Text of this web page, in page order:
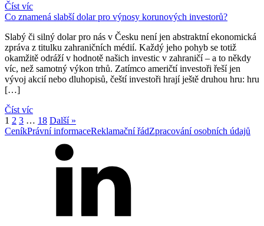
Číst víc
Co znamená slabší dolar pro výnosy korunových investorů?
Slabý či silný dolar pro nás v Česku není jen abstraktní ekonomická
zpráva z titulku zahraničních médií. Každý jeho pohyb se totiž
okamžitě odráží v hodnotě našich investic v zahraničí – a to někdy
víc, než samotný výkon trhů. Zatímco američtí investoři řeší jen
vývoj akcií nebo dluhopisů, čeští investoři hrají ještě druhou hru: hru
[…]
Číst víc
1 2 3 … 18 Další »
CeníkPrávní informaceReklamační řádZpracování osobních údajů